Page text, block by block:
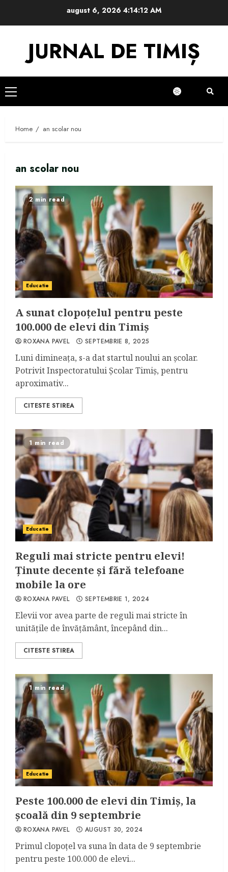
august 6, 2026 4:14:13 AM
JURNAL DE TIMIȘ
Primary
Menu
Home an scolar nou
an scolar nou
2 min read
Educatie
A sunat clopoțelul pentru peste
100.000 de elevi din Timiș
ROXANA PAVEL SEPTEMBRIE 8, 2025
Luni dimineața, s-a dat startul noului an școlar.
Potrivit Inspectoratului Școlar Timiș, pentru
aproximativ...
CITESTE STIREA
1 min read
Educatie
Reguli mai stricte pentru elevi!
Ținute decente și fără telefoane
mobile la ore
ROXANA PAVEL SEPTEMBRIE 1, 2024
Elevii vor avea parte de reguli mai stricte în
unitățile de învățământ, începând din...
CITESTE STIREA
1 min read
Educatie
Peste 100.000 de elevi din Timiș, la
școală din 9 septembrie
ROXANA PAVEL AUGUST 30, 2024
Primul clopoțel va suna în data de 9 septembrie
pentru peste 100.000 de elevi...